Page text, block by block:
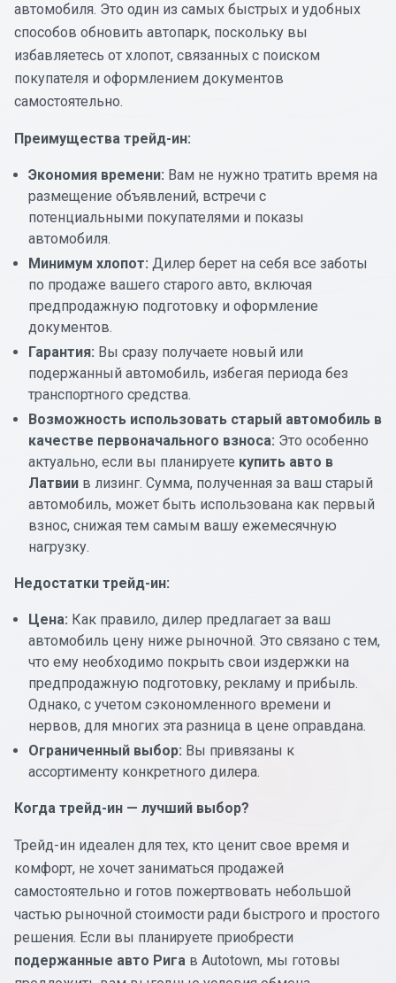
автомобиля. Это один из самых быстрых и удобных
способов обновить автопарк, поскольку вы
избавляетесь от хлопот, связанных с поиском
покупателя и оформлением документов
самостоятельно.
Преимущества трейд-ин:
Экономия времени: Вам не нужно тратить время на
размещение объявлений, встречи с
потенциальными покупателями и показы
автомобиля.
Минимум хлопот: Дилер берет на себя все заботы
по продаже вашего старого авто, включая
предпродажную подготовку и оформление
документов.
Гарантия: Вы сразу получаете новый или
подержанный автомобиль, избегая периода без
транспортного средства.
Возможность использовать старый автомобиль в
качестве первоначального взноса: Это особенно
актуально, если вы планируете купить авто в
Латвии в лизинг. Сумма, полученная за ваш старый
автомобиль, может быть использована как первый
взнос, снижая тем самым вашу ежемесячную
нагрузку.
Недостатки трейд-ин:
Цена: Как правило, дилер предлагает за ваш
автомобиль цену ниже рыночной. Это связано с тем,
что ему необходимо покрыть свои издержки на
предпродажную подготовку, рекламу и прибыль.
Однако, с учетом сэкономленного времени и
нервов, для многих эта разница в цене оправдана.
Ограниченный выбор: Вы привязаны к
ассортименту конкретного дилера.
Когда трейд-ин — лучший выбор?
Трейд-ин идеален для тех, кто ценит свое время и
комфорт, не хочет заниматься продажей
самостоятельно и готов пожертвовать небольшой
частью рыночной стоимости ради быстрого и простого
решения. Если вы планируете приобрести
подержанные авто Рига в Autotown, мы готовы